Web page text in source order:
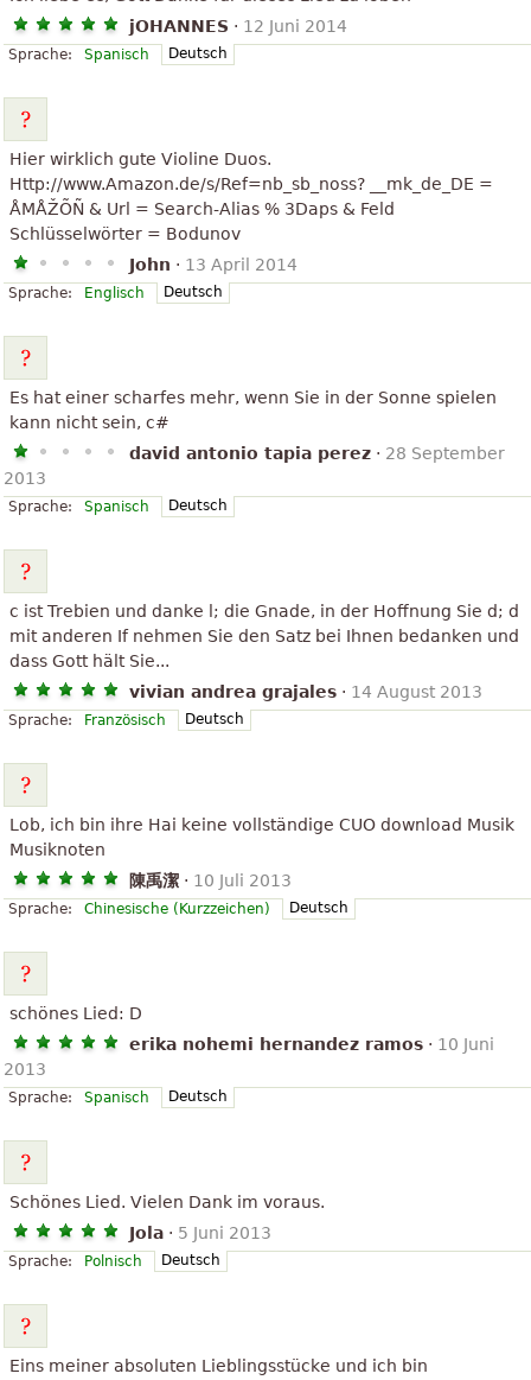
jOHANNES · 12 Juni 2014
Sprache: Spanisch Deutsch
Hier wirklich gute Violine Duos.
Http://www.Amazon.de/s/Ref=nb_sb_noss? __mk_de_DE =
ÅMÅŽÕÑ & Url = Search-Alias % 3Daps & Feld
Schlüsselwörter = Bodunov
John · 13 April 2014
Sprache: Englisch Deutsch
Es hat einer scharfes mehr, wenn Sie in der Sonne spielen
kann nicht sein, c#
david antonio tapia perez · 28 September
2013
Sprache: Spanisch Deutsch
c ist Trebien und danke l; die Gnade, in der Hoffnung Sie d; d
mit anderen If nehmen Sie den Satz bei Ihnen bedanken und
dass Gott hält Sie...
vivian andrea grajales · 14 August 2013
Sprache: Französisch Deutsch
Lob, ich bin ihre Hai keine vollständige CUO download Musik
Musiknoten
陳禹潔 · 10 Juli 2013
Sprache: Chinesische (Kurzzeichen) Deutsch
schönes Lied: D
erika nohemi hernandez ramos · 10 Juni
2013
Sprache: Spanisch Deutsch
Schönes Lied. Vielen Dank im voraus.
Jola · 5 Juni 2013
Sprache: Polnisch Deutsch
Eins meiner absoluten Lieblingsstücke und ich bin